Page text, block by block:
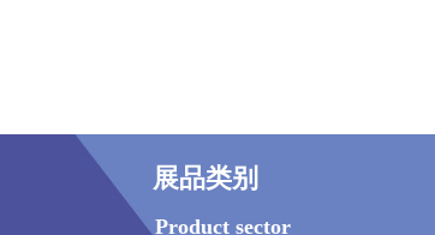
展品类别
Product sector